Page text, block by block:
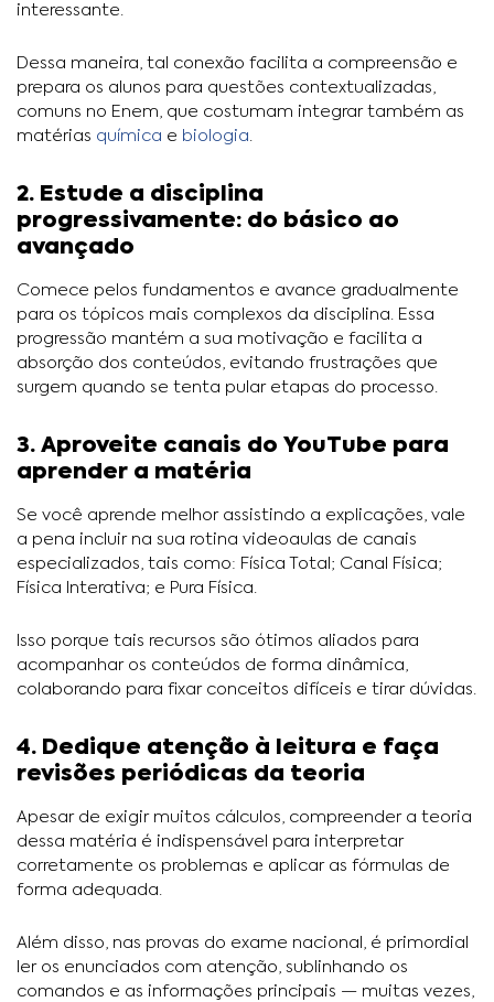
interessante.
Dessa maneira, tal conexão facilita a compreensão e
prepara os alunos para questões contextualizadas,
comuns no Enem, que costumam integrar também as
matérias química e biologia
2. Estude a disciplina
progressivamente: do básico ao
avançado
Comece pelos fundamentos e avance gradualmente
para os tópicos mais complexos da disciplina. Essa
progressão mantém a sua motivação e facilita a
absorção dos conteúdos, evitando frustrações que
surgem quando se tenta pular etapas do processo.
3. Aproveite canais do YouTube para
aprender a matéria
Se você aprende melhor assistindo a explicações, vale
a pena incluir na sua rotina videoaulas de canais
especializados, tais como: Física Total; Canal Física;
Física Interativa; e Pura Física.
Isso porque tais recursos são ótimos aliados para
acompanhar os conteúdos de forma dinâmica,
colaborando para fixar conceitos difíceis e tirar dúvidas.
4. Dedique atenção à leitura e faça
revisões periódicas da teoria
Apesar de exigir muitos cálculos, compreender a teoria
dessa matéria é indispensável para interpretar
corretamente os problemas e aplicar as fórmulas de
forma adequada.
Além disso, nas provas do exame nacional, é primordial
ler os enunciados com atenção, sublinhando os
comandos e as informações principais — muitas vezes,